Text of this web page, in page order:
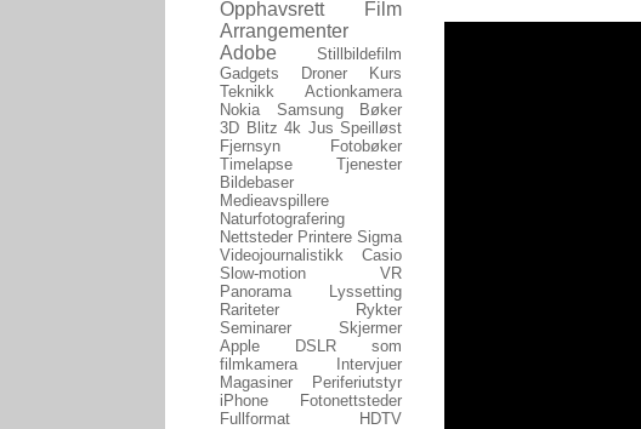
Opphavsrett
Film
Arrangementer
Adobe
Stillbildefilm
Gadgets
Droner
Kurs
Teknikk
Actionkamera
Nokia
Samsung
Bøker
3D Blitz 4k Jus Speilløst
Fjernsyn
Fotobøker
Timelapse
Tjenester
Bildebaser
Medieavspillere
Naturfotografering
Nettsteder Printere Sigma
Videojournalistikk
Casio
Slow-motion
VR
Panorama
Lyssetting
Rariteter
Rykter
Seminarer
Skjermer
Apple
DSLR som
filmkamera
Intervjuer
Magasiner
Periferiutstyr
iPhone
Fotonettsteder
Fullformat
HDTV